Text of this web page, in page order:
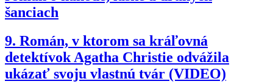
šanciach
9. Román, v ktorom sa kráľovná
detektívok Agatha Christie odvážila
ukázať svoju vlastnú tvár (VIDEO)